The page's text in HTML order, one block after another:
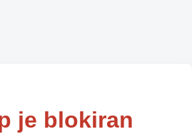
je blokiran